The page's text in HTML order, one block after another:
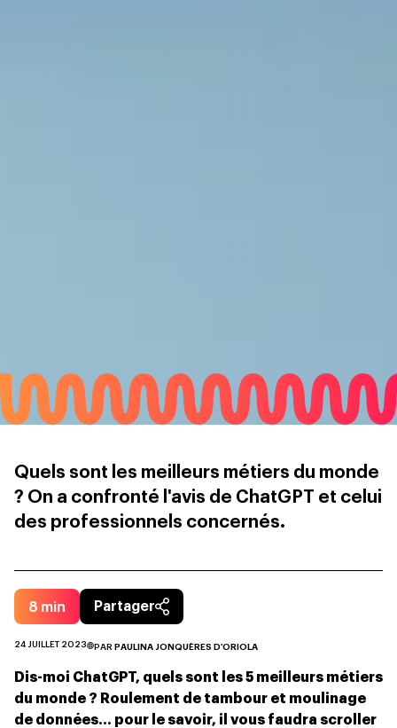
Quels sont les meilleurs métiers du monde
? On a confronté l'avis de ChatGPT et celui
des professionnels concernés.
8 min Partager
24 JUILLET 2023 PAR PAULINA JONQUÈRES D'ORIOLA
Dis-moi ChatGPT, quels sont les 5 meilleurs métiers
du monde ? Roulement de tambour et moulinage
de données… pour le savoir, il vous faudra scroller